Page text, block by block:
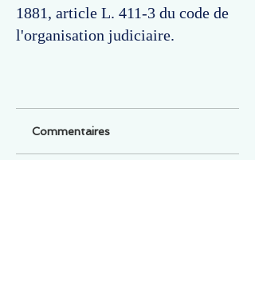
1881, article L. 411-3 du code de
l'organisation judiciaire.
Commentaires